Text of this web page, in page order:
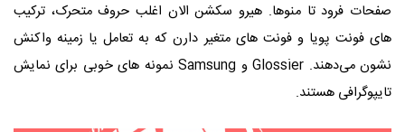
صفحات فرود تا منوها. هیرو سکشن الان اغلب حروف متحرک، ترکیب‌
های فونت پویا و فونت‌ های متغیر دارن که به تعامل یا زمینه واکنش
نشون می‌دهند. Glossier و Samsung نمونه‌ های خوبی برای نمایش
تایپوگرافی هستند.